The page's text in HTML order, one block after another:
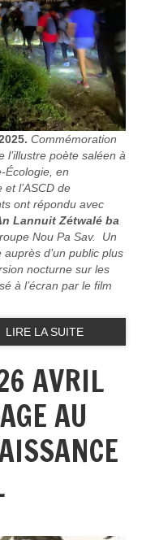
Commémoration
l’illustre poète saléen à
Écologie, en
l’ASCD de
ont répondu avec
Lannuit Zétwalé ba
Nou Pa Sav. Un
d’un public plus
nocturne sur les
à l’écran par le film
LIRE LA SUITE
AVRIL
AU